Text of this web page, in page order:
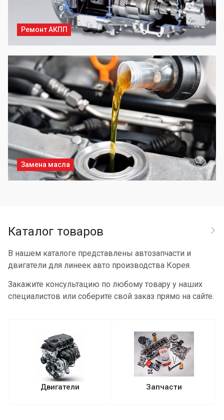
Ремонт АКПП
Замена масла
Каталог товаров
В нашем каталоге представлены автозапчасти и
двигатели для линеек авто производства Корея.
Закажите консультацию по любому товару у наших
специалистов или соберите свой заказ прямо на сайте.
Двигатели Запчасти